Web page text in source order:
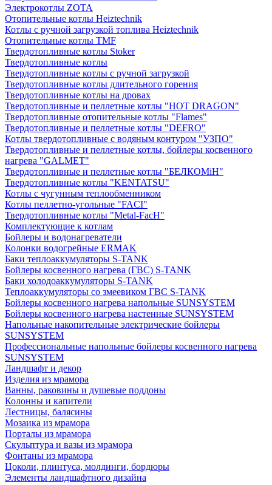
Электрокотлы ZOTA
Отопительные котлы Heiztechnik
Котлы с ручной загрузкой топлива Heiztechnik
Отопительные котлы TMF
Твердотопливные котлы Stoker
Твердотопливные котлы
Твердотопливные котлы с ручной загрузкой
Твердотопливные котлы длительного горения
Твердотопливные котлы на дровах
Твердотопливные и пеллетные котлы "HOT DRAGON"
Твердотопливные отопительные котлы "Flames"
Твердотопливные и пеллетные котлы "DEFRO"
Котлы твердотопливные с водяным контуром "УЗПО"
Твердотопливные и пеллетные котлы, бойлеры косвенного
нагрева "GALMET"
Твердотопливные и пеллетные котлы "БЕЛКОМiН"
Твердотопливные котлы "KENTATSU"
Котлы с чугунным теплообменником
Котлы пеллетно-угольные "FACI"
Твердотопливные котлы "Metal-FacH"
Комплектующие к котлам
Бойлеры и водонагреватели
Колонки водогрейные ERMAK
Баки теплоаккумуляторы S-TANK
Бойлеры косвенного нагрева (ГВС) S-TANK
Баки холодоаккумуляторы S-TANK
Теплоаккумуляторы со змеевиком ГВС S-TANK
Бойлеры косвенного нагрева напольные SUNSYSTEM
Бойлеры косвенного нагрева настенные SUNSYSTEM
Напольные накопительные электрические бойлеры
SUNSYSTEM
Профессиональные напольные бойлеры косвенного нагрева
SUNSYSTEM
Ландшафт и декор
Изделия из мрамора
Ванны, раковины и душевые поддоны
Колонны и капители
Лестницы, балясины
Мозаика из мрамора
Порталы из мрамора
Скульптура и вазы из мрамора
Фонтаны из мрамора
Цоколи, плинтуса, молдинги, бордюры
Элементы ландшафтного дизайна